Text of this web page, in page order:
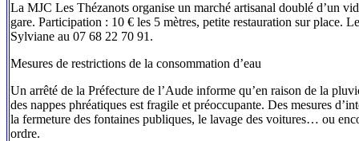
La MJC Les Thézanots organise un marché artisanal doublé d’un
gare. Participation : 10 € les 5 mètres, petite restauration sur place.
Sylviane au 07 68 22 70 91.
Mesures de restrictions de la consommation d’eau
Un arrêté de la Préfecture de l’Aude informe qu’en raison de la
des nappes phréatiques est fragile et préoccupante. Des mesures
la fermeture des fontaines publiques, le lavage des voitures… ou
ordre.